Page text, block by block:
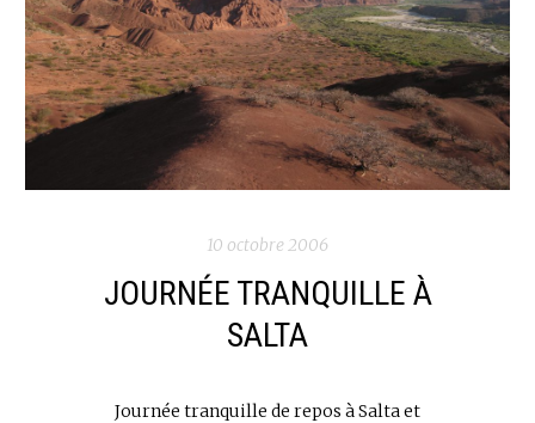
10 octobre 2006
JOURNÉE TRANQUILLE À
SALTA
Journée tranquille de repos à Salta et